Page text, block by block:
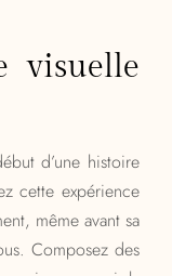
visuelle
d’une histoire
cette expérience
même avant sa
Composez des